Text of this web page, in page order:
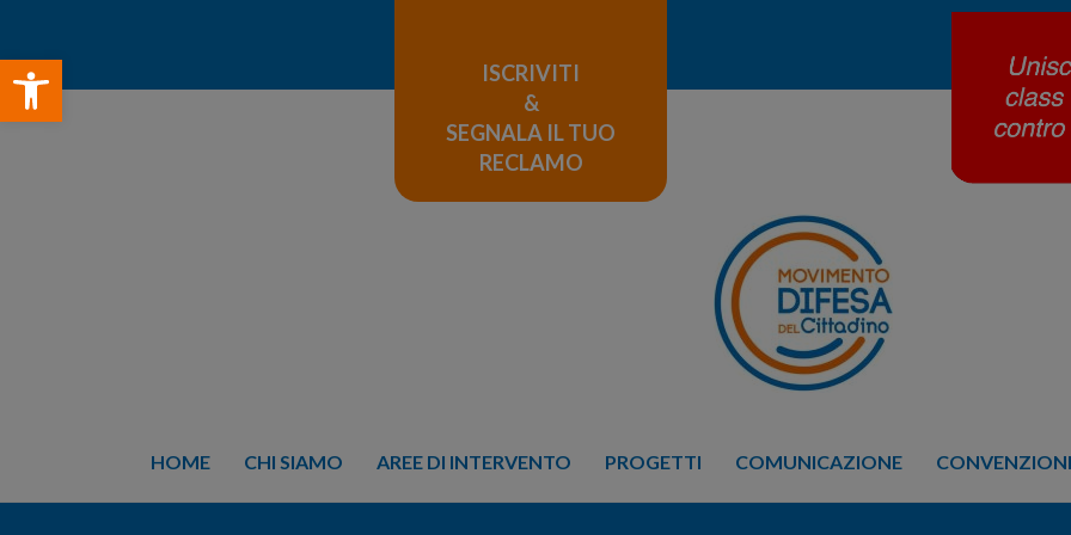
Open toolbar
ISCRIVITI
&
SEGNALA IL TUO
RECLAMO
HOME CHI SIAMO AREE DI INTERVENTO PROGETTI COMUNICAZIONE